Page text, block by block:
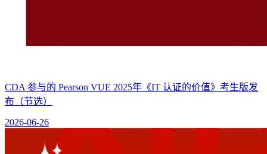
CDA 参与的 Pearson VUE 2025年《IT 认证的价值》考生版发
布（节选）
2026-06-26